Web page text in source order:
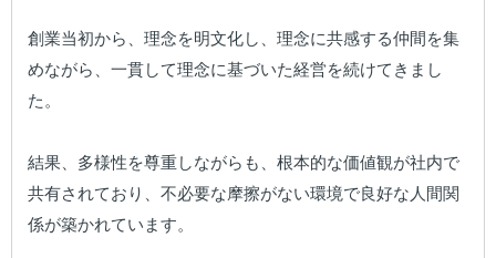
創業当初から、理念を明文化し、理念に共感する仲間を集
めながら、一貫して理念に基づいた経営を続けてきまし
た。
結果、多様性を尊重しながらも、根本的な価値観が社内で
共有されており、不必要な摩擦がない環境で良好な人間関
係が築かれています。